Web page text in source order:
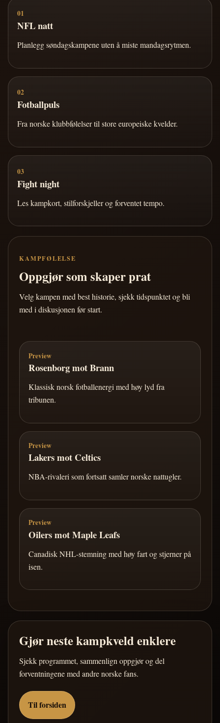
01
NFL natt
Planlegg søndagskampene uten å miste mandagsrytmen.
02
Fotballpuls
Fra norske klubbfølelser til store europeiske kvelder.
03
Fight night
Les kampkort, stilforskjeller og forventet tempo.
KAMPFØLELSE
Oppgjør som skaper prat
Velg kampen med best historie, sjekk tidspunktet og bli
med i diskusjonen før start.
Preview
Rosenborg mot Brann
Klassisk norsk fotballenergi med høy lyd fra
tribunen.
Preview
Lakers mot Celtics
NBA-rivaleri som fortsatt samler norske nattugler.
Preview
Oilers mot Maple Leafs
Canadisk NHL-stemning med høy fart og stjerner på
isen.
Gjør neste kampkveld enklere
Sjekk programmet, sammenlign oppgjør og del
forventningene med andre norske fans.
Til forsiden